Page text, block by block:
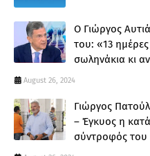
Ο Γιώργος
του: «13
σωληνάκια κι
August 26, 2024
Γιώργος
– Έγκυος η
σύντροφός του